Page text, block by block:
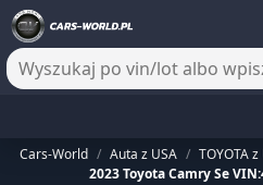
Cars-World / Auta z USA / TOYOTA z
2023 Toyota Camry Se